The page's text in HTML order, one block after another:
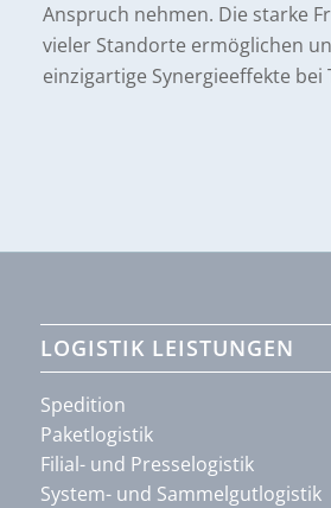
Anspruch nehmen. Die starke
vieler Standorte ermöglichen
einzigartige Synergieeffekte
LOGISTIK LEISTUNGEN
Spedition
Paketlogistik
Filial- und Presselogistik
System- und Sammelgutlogistik